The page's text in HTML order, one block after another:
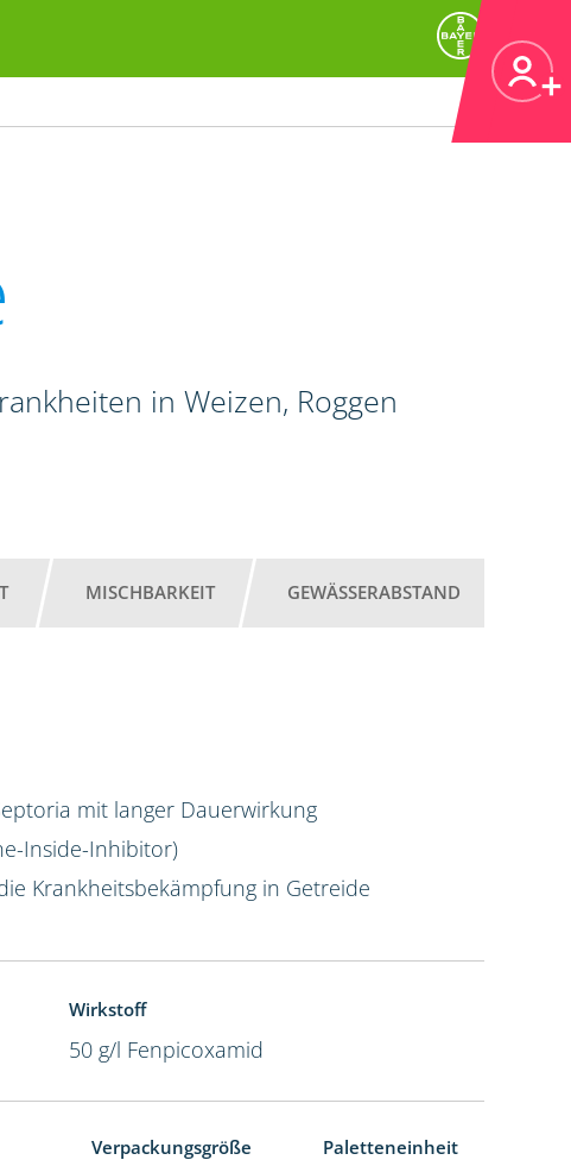
in Weizen, Roggen
MISCHBARKEIT GEWÄSSERABSTAND
mit langer Dauerwirkung
Inside-Inhibitor)
Krankheitsbekämpfung in Getreide
Wirkstoff
50 g/l Fenpicoxamid
Verpackungsgröße Paletteneinheit